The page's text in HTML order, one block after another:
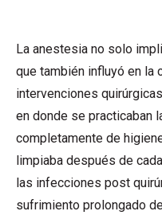
La anestesia no solo
que también influyó en la
intervenciones
en donde se practicaban
completamente de
limpiaba después de
las infecciones post
sufrimiento prolongado